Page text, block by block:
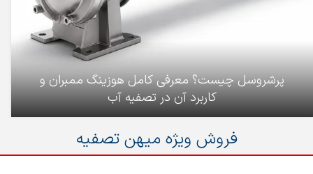
پرشروسل چیست؟ معرفی کامل هوزینگ ممبران و
کاربرد آن در تصفیه آب
فروش ویژه میهن تصفیه